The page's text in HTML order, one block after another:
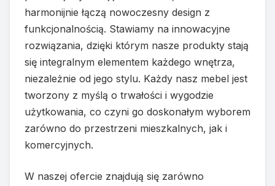
harmonijnie łączą nowoczesny design z
funkcjonalnością. Stawiamy na innowacyjne
rozwiązania, dzięki którym nasze produkty stają
się integralnym elementem każdego wnętrza,
niezależnie od jego stylu. Każdy nasz mebel jest
tworzony z myślą o trwałości i wygodzie
użytkowania, co czyni go doskonałym wyborem
zarówno do przestrzeni mieszkalnych, jak i
komercyjnych.
W naszej ofercie znajdują się zarówno